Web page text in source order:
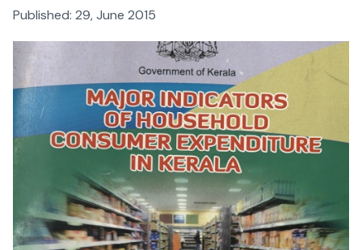
Published: 29, June 2015